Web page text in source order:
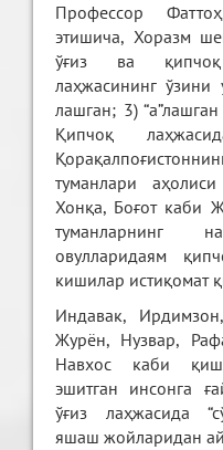
Профессор
этишича, Хоразм
ўғиз ва қипчоқ
лаҳжасининг ўзини
лашган; 3)
Қипчоқ
туманлари
Хонқа, Боғот каби
туманларнинг
овулларидаям
кишилар истиқомат
Индавак,
Журён, Нузвар,
Навхос каби
эшитган инсонга
ўғиз лаҳжасида
яшаш жойларидан